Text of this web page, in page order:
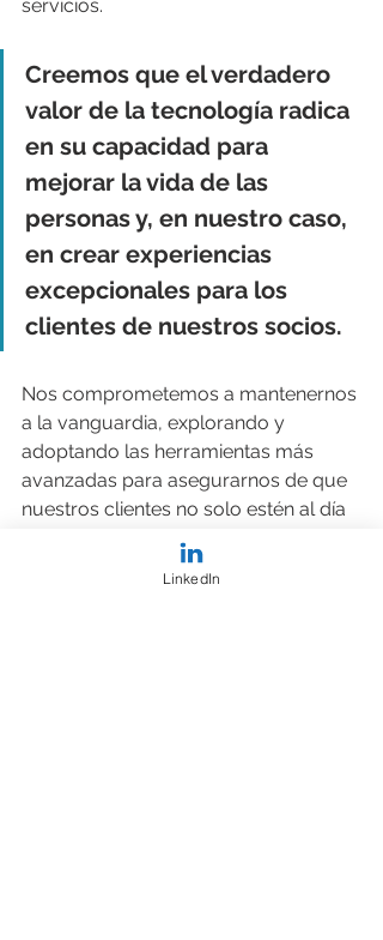
servicios.
Creemos que el verdadero
valor de la tecnología radica
en su capacidad para
mejorar la vida de las
personas y, en nuestro caso,
en crear experiencias
excepcionales para los
clientes de nuestros socios.
Nos comprometemos a mantenernos
a la vanguardia, explorando y
adoptando las herramientas más
avanzadas para asegurarnos de que
nuestros clientes no solo estén al día
con las tendencias, sino que lideren la
transformación en sus industrias.
LinkedIn